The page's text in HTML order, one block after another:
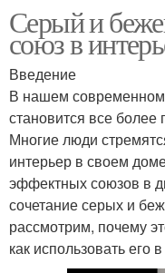
Серый и
союз в
Введение
В нашем
становится все
Многие люди
интерьер в своем
эффектных союзов в
сочетание серых и
рассмотрим, почему
как использовать его